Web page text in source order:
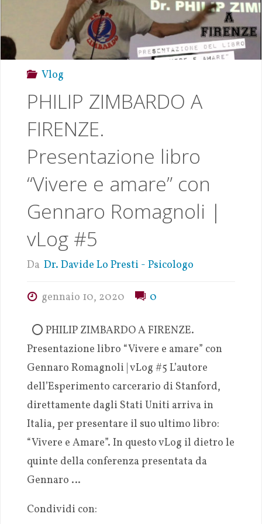
Vlog
PHILIP ZIMBARDO A
FIRENZE.
Presentazione libro
“Vivere e amare” con
Gennaro Romagnoli |
vLog #5
Da Dr. Davide Lo Presti - Psicologo
gennaio 10, 2020 0
⭕️ PHILIP ZIMBARDO A FIRENZE.
Presentazione libro “Vivere e amare” con
Gennaro Romagnoli | vLog #5 L’autore
dell’Esperimento carcerario di Stanford,
direttamente dagli Stati Uniti arriva in
Italia, per presentare il suo ultimo libro:
“Vivere e Amare”. In questo vLog il dietro le
quinte della conferenza presentata da
Gennaro …
Condividi con: